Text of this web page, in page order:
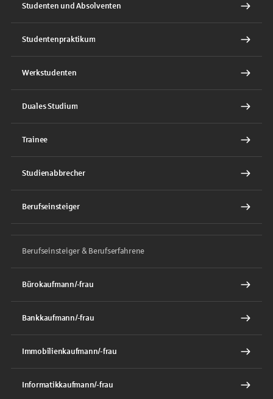
Studenten und Absolventen
Studentenpraktikum
Werkstudenten
Duales Studium
Trainee
Studienabbrecher
Berufseinsteiger
Berufseinsteiger & Berufserfahrene
Bürokaufmann/-frau
Bankkaufmann/-frau
Immobilienkaufmann/-frau
Informatikkaufmann/-frau